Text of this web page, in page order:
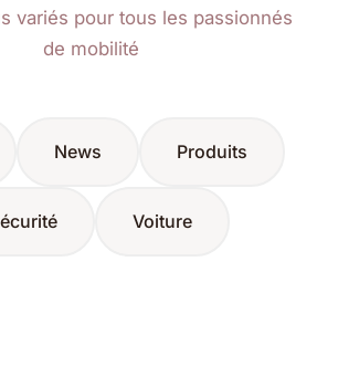
variés pour tous les passionnés
de mobilité
News Produits
Voiture